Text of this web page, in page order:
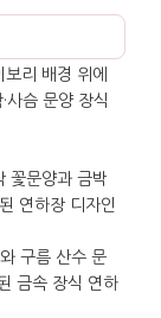
초의 격식
.
전통
는
, 이것이 이
드의
여
습니다.